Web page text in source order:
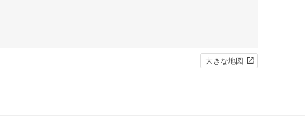
大きな地図